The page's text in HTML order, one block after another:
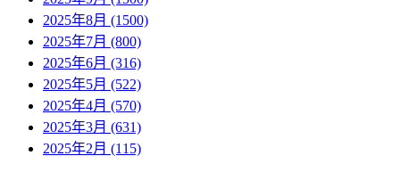
2025年8月 (1500)
2025年7月 (800)
2025年6月 (316)
2025年5月 (522)
2025年4月 (570)
2025年3月 (631)
2025年2月 (115)